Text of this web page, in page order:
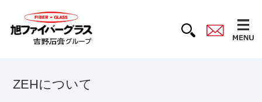
ZEHについて